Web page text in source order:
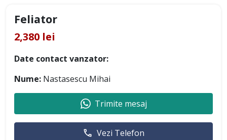
Feliator
2,380 lei
Date contact vanzator:
Nume: Nastasescu Mihai
Trimite mesaj
Vezi Telefon